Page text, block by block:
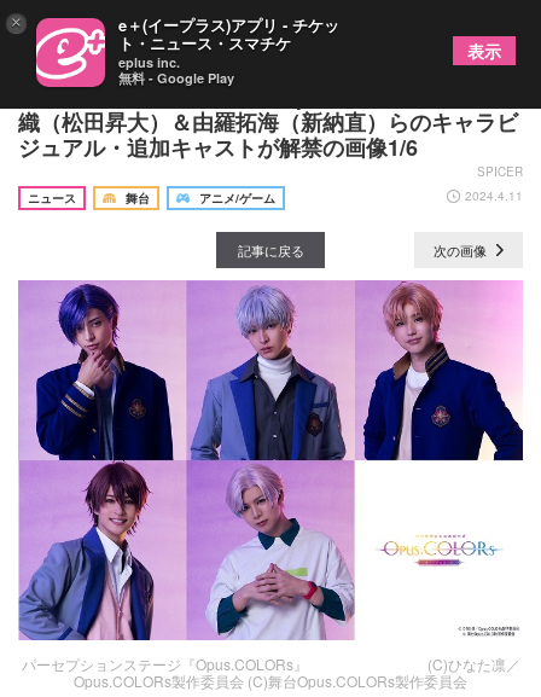
パーセプションステージ『Opus.COLORs』灰島伊
織（松田昇大）＆由羅拓海（新納直）らのキャラビ
ジュアル・追加キャストが解禁の画像1/6
SPICER
ニュース
舞台 アニメ/ゲーム 2024.4.11
記事に戻る 次の画像
パーセプションステージ『Opus.COLORs』 (C)ひなた凛／
Opus.COLORs製作委員会 (C)舞台Opus.COLORs製作委員会
× e＋(イープラス)アプリ - チケッ
ト・ニュース・スマチケ
eplus inc.
無料 - Google Play
表示